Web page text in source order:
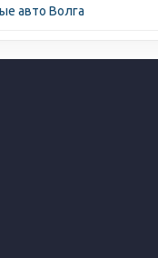
авто Волга